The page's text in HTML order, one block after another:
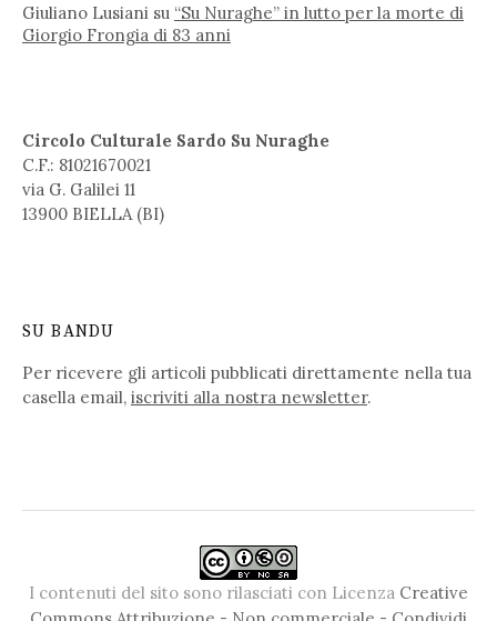
Giuliano Lusiani su “Su Nuraghe” in lutto per la morte di
Giorgio Frongia di 83 anni
Circolo Culturale Sardo Su Nuraghe
C.F.: 81021670021
via G. Galilei 11
13900 BIELLA (BI)
SU BANDU
Per ricevere gli articoli pubblicati direttamente nella tua
casella email, iscriviti alla nostra newsletter.
I contenuti del sito sono rilasciati con Licenza Creative